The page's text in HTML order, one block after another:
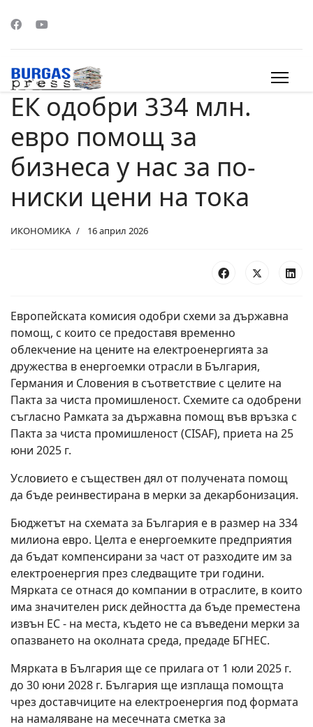
ЕК одобри 334 млн.
евро помощ за
бизнеса у нас за по-
ниски цени на тока
ИКОНОМИКА 16 април 2026
Европейската комисия одобри схеми за държавна
помощ, с които се предоставя временно
облекчение на цените на електроенергията за
дружества в енергоемки отрасли в България,
Германия и Словения в съответствие с целите на
Пакта за чиста промишленост. Схемите са одобрени
съгласно Рамката за държавна помощ във връзка с
Пакта за чиста промишленост (CISAF), приета на 25
юни 2025 г.
Условието е съществен дял от получената помощ
да бъде реинвестирана в мерки за декарбонизация.
Бюджетът на схемата за България е в размер на 334
милиона евро. Целта е енергоемките предприятия
да бъдат компенсирани за част от разходите им за
електроенергия през следващите три години.
Мярката се отнася до компании в отраслите, в които
има значителен риск дейността да бъде преместена
извън ЕС - на места, където не са въведени мерки за
опазването на околната среда, предаде БГНЕС.
Мярката в България ще се прилага от 1 юли 2025 г.
до 30 юни 2028 г. България ще изплаща помощта
чрез доставчиците на електроенергия под формата
на намаляване на месечната сметка за